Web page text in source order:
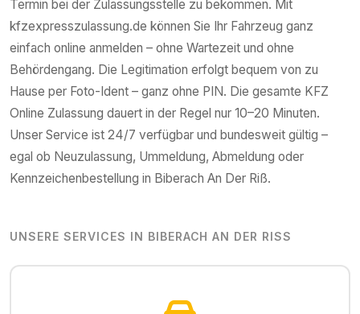
Termin bei der Zulassungsstelle zu bekommen. Mit
kfzexpresszulassung.de können Sie Ihr Fahrzeug ganz
einfach online anmelden – ohne Wartezeit und ohne
Behördengang. Die Legitimation erfolgt bequem von zu
Hause per Foto-Ident – ganz ohne PIN. Die gesamte KFZ
Online Zulassung dauert in der Regel nur 10–20 Minuten.
Unser Service ist 24/7 verfügbar und bundesweit gültig –
egal ob Neuzulassung, Ummeldung, Abmeldung oder
Kennzeichenbestellung in Biberach An Der Riß.
UNSERE SERVICES IN BIBERACH AN DER RISS